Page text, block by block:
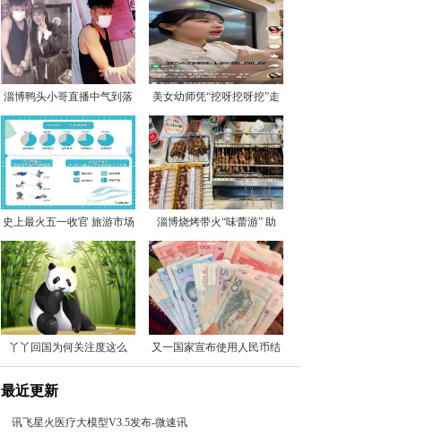
淄博鸭头小哥直播中气到落
泪
美女幼师凭“挖呀挖呀挖”走
史上最火五一收官 旅游市场 淄博烧烤带火“味蕾游” 助
丫丫回国为何关注度这么
高？
又一国家宣布使用人民币结
算
最近更新
讯飞星火医疗大模型V3.5发布-微速讯